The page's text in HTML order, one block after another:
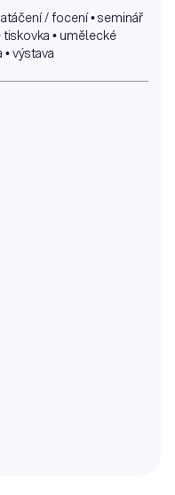
/ focení • seminář
• umělecké
výstava